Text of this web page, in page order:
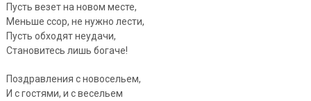
Пусть везет на новом месте,
Меньше ссор, не нужно лести,
Пусть обходят неудачи,
Становитесь лишь богаче!
Поздравления с новосельем,
И с гостями, и с весельем